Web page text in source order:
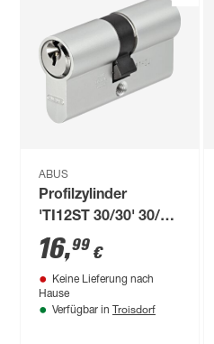
ABUS
Profilzylinder
'TI12ST 30/30' 30/30
mm
16,99 €
Keine Lieferung nach
Hause
Verfügbar in Troisdorf